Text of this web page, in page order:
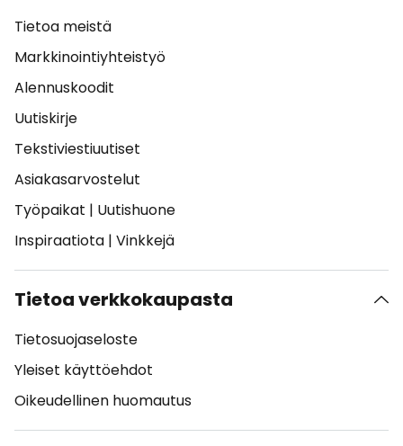
Tietoa meistä
Markkinointiyhteistyö
Alennuskoodit
Uutiskirje
Tekstiviestiuutiset
Asiakasarvostelut
Työpaikat | Uutishuone
Inspiraatiota | Vinkkejä
Tietoa verkkokaupasta
Tietosuojaseloste
Yleiset käyttöehdot
Oikeudellinen huomautus